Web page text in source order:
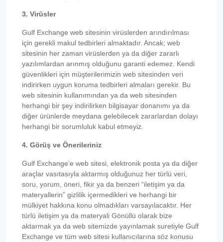
3. Virüsler
Gulf Exchange web sitesinin virüslerden arındırılması
için gerekli makul tedbirleri almaktadır. Ancak; web
sitesinin her zaman virüslerden ya da diğer zararlı
yazılımlardan arınmış olduğunu garanti edemez. Kendi
güvenlikleri için müşterilerimizin web sitesinden veri
indirirken uygun koruma tedbirleri almaları gerekir. Bu
web sitesinin kullanımından ya da web sitesinden
herhangi bir şey indirilirken bilgisayar donanımı ya da
diğer ürünlerde meydana gelebilecek zararlardan dolayı
herhangi bir sorumluluk kabul etmeyiz.
4. Görüş ve Önerileriniz
Gulf Exchange’e web sitesi, elektronik posta ya da diğer
araçlar vasıtasıyla aktarmış olduğunuz her türlü veri,
soru, yorum, öneri, fikir ya da benzeri “iletişim ya da
materyallerin” gizlilik içermedikleri ve herhangi bir
mülkiyet hakkına konu olmadıkları varsayılacaktır. Her
türlü iletişim ya da materyali Gönüllü olarak bize
aktarmak ya da web sitemizde yayınlamak suretiyle Gulf
Exchange ve tüm web sitesi kullanıcılarına söz konusu